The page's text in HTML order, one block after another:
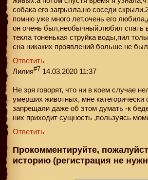
собака его загрызла,но соседи
помню уже много лет,очень его
он очень был,необычный.любил спать
текла тоненькая струйка воды,пил
сна никаких проявлений больше не
Ответить
Лилия#7 14.03.2020 11:37
Не зря говорят, что ни в коем случае
умерших животных, мне категорически
запрещали даже об этом думать -к
них приходит сущность ,пользуясь
Ответить
Прокомментируйте,
историю (регистрация не